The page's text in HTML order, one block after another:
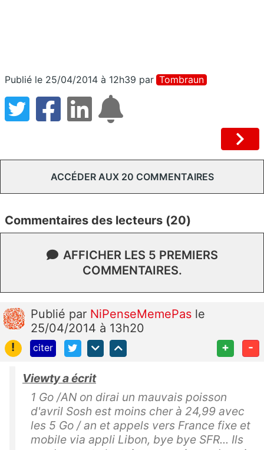
Publié le 25/04/2014 à 12h39 par Tombraun
ACCÉDER AUX 20 COMMENTAIRES
Commentaires des lecteurs (20)
AFFICHER LES 5 PREMIERS
COMMENTAIRES.
Publié par NiPenseMemePas le
25/04/2014 à 13h20
!
citer + -
Viewty a écrit
1 Go /AN on dirai un mauvais poisson
d'avril Sosh est moins cher à 24,99 avec
les 5 Go / an et appels vers France fixe et
mobile via appli Libon, bye bye SFR... Ils